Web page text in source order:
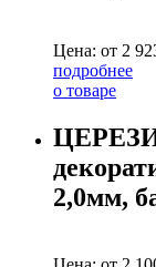
Цена: от 2
подробнее
о товаре
2,0мм,